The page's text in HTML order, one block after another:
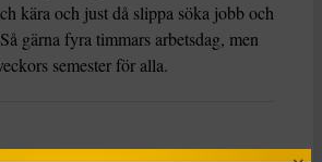
kära och just då slippa söka jobb och
gärna fyra timmars arbetsdag, men
semester för alla.